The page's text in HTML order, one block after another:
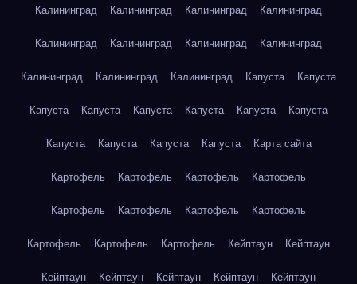
Калининград Калининград Калининград Калининград
Калининград Калининград Калининград Калининград
Калининград Калининград Калининград Капуста Капуста
Капуста Капуста Капуста Капуста Капуста Капуста
Капуста Капуста Капуста Капуста Карта сайта
Картофель Картофель Картофель Картофель
Картофель Картофель Картофель Картофель
Картофель Картофель Картофель Кейптаун Кейптаун
Кейптаун Кейптаун Кейптаун Кейптаун Кейптаун